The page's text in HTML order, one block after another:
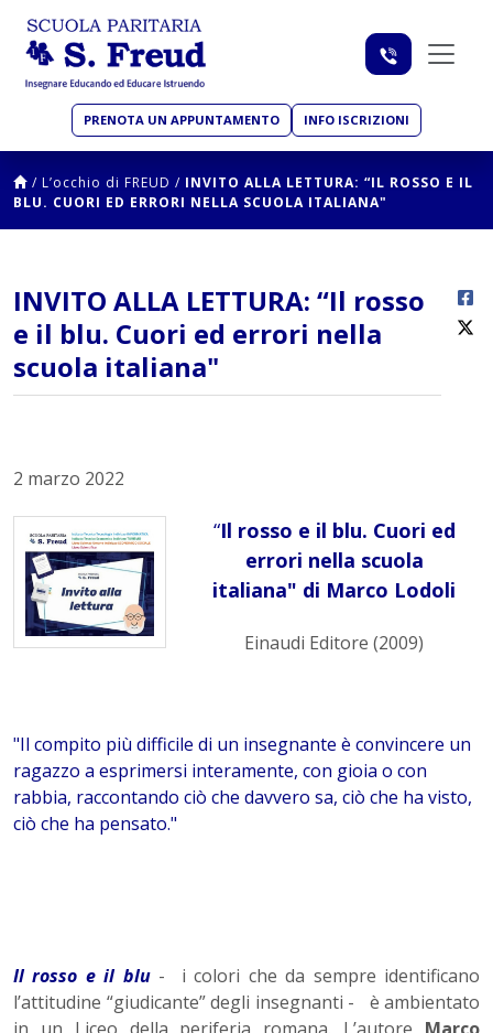
PRENOTA UN APPUNTAMENTO INFO ISCRIZIONI
/ L’occhio di FREUD / INVITO ALLA LETTURA: “IL ROSSO E IL
BLU. CUORI ED ERRORI NELLA SCUOLA ITALIANA"
INVITO ALLA LETTURA: “Il rosso
e il blu. Cuori ed errori nella
scuola italiana"
2 marzo 2022
“Il rosso e il blu. Cuori ed
errori nella scuola
italiana" di Marco Lodoli
Einaudi Editore (2009)
"Il compito più difficile di un insegnante è convincere un
ragazzo a esprimersi interamente, con gioia o con
rabbia, raccontando ciò che davvero sa, ciò che ha visto,
ciò che ha pensato."
Il rosso e il blu- i colori che da sempre identificano
l’attitudine “giudicante” degli insegnanti - è ambientato